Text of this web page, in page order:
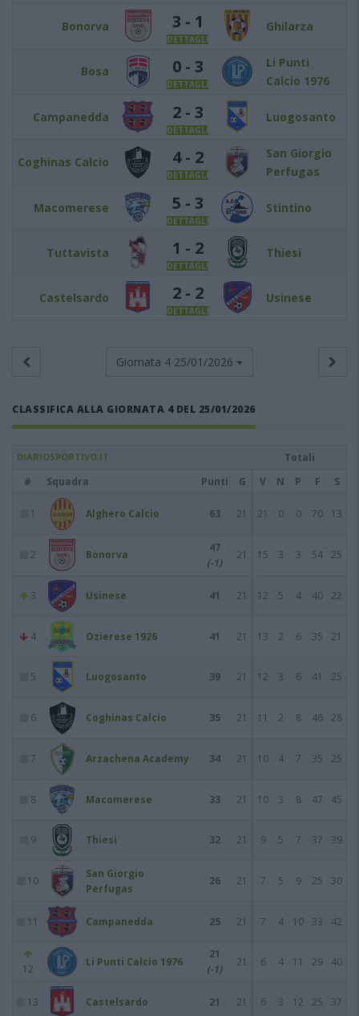
Bonorva 3 - 1
DETTAGLI
Ghilarza
Bosa 0 - 3
DETTAGLI
Li Punti
Calcio 1976
Campanedda 2 - 3
DETTAGLI
Luogosanto
Coghinas Calcio 4 - 2
DETTAGLI
San Giorgio
Perfugas
Macomerese 5 - 3
DETTAGLI
Stintino
Tuttavista 1 - 2
DETTAGLI
Thiesi
Castelsardo 2 - 2
DETTAGLI
Usinese
Giornata 4 25/01/2026
CLASSIFICA ALLA GIORNATA 4 DEL 25/01/2026
DIARIOSPORTIVO.IT
Totali
#
Squadra Punti G V N P F S
1 Alghero Calcio 63 21 21 0 0 70 13
2 Bonorva
47
(-1)
21 15 3 3 54 25
3 Usinese 41 21 12 5 4 40 22
4 Ozierese 1926 41 21 13 2 6 35 21
5 Luogosanto 39 21 12 3 6 41 25
6 Coghinas Calcio 35 21 11 2 8 46 28
7 Arzachena Academy 34 21 10 4 7 35 25
8 Macomerese 33 21 10 3 8 47 45
9 Thiesi 32 21 9 5 7 37 39
10
San Giorgio
Perfugas
26 21 7 5 9 25 30
11 Campanedda 25 21 7 4 10 33 42
12
Li Punti Calcio 1976
21
(-1)
21 6 4 11 29 40
13 Castelsardo 21 21 6 3 12 25 37